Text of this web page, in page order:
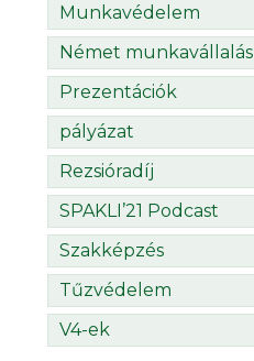
Munkavédelem
Német munkavállalás
Prezentációk
pályázat
Rezsióradíj
SPAKLI’21 Podcast
Szakképzés
Tűzvédelem
V4-ek